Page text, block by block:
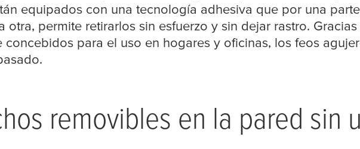
equipados con una tecnología adhesiva que por una
otra, permite retirarlos sin esfuerzo y sin dejar rastro.
concebidos para el uso en hogares y oficinas, los feos
removibles en la pared sin